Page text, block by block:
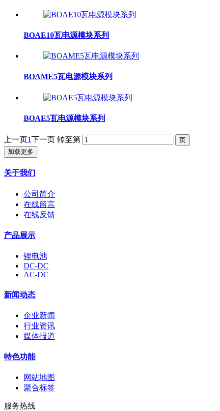
BOAE10瓦电源模块系列
BOAME5瓦电源模块系列
BOAE5瓦电源模块系列
上一页1下一页 转至第
加载更多
关于我们
公司简介
在线留言
在线反馈
产品展示
锂电池
DC-DC
AC-DC
新闻动态
企业新闻
行业资讯
媒体报道
特色功能
网站地图
聚合标签
服务热线